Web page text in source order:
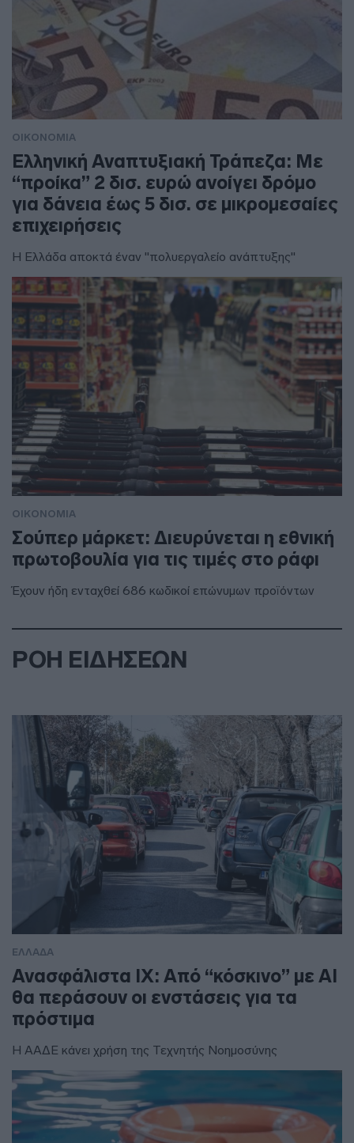
ΟΙΚΟΝΟΜΙΑ
Ελληνική Αναπτυξιακή Τράπεζα: Με
“προίκα” 2 δισ. ευρώ ανοίγει δρόμο
για δάνεια έως 5 δισ. σε μικρομεσαίες
επιχειρήσεις
Η Ελλάδα αποκτά έναν "πολυεργαλείο ανάπτυξης"
ΟΙΚΟΝΟΜΙΑ
Σούπερ μάρκετ: Διευρύνεται η εθνική
πρωτοβουλία για τις τιμές στο ράφι
Έχουν ήδη ενταχθεί 686 κωδικοί επώνυμων προϊόντων
ΡΟΗ ΕΙΔΗΣΕΩΝ
ΕΛΛΑΔΑ
Ανασφάλιστα ΙΧ: Από “κόσκινο” με AI
θα περάσουν οι ενστάσεις για τα
πρόστιμα
Η ΑΑΔΕ κάνει χρήση της Τεχνητής Νοημοσύνης